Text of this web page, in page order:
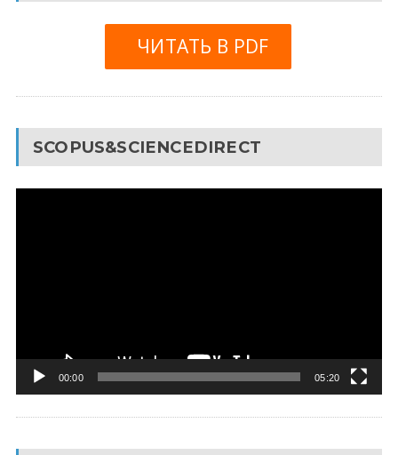
ЧИТАТЬ В PDF
SCOPUS&SCIENCEDIRECT
00:00 05:20